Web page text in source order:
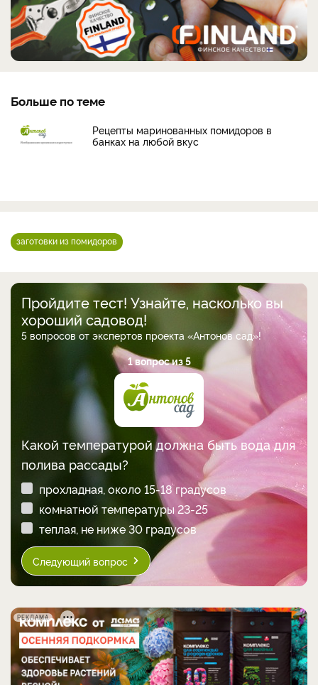
Больше по теме
Рецепты маринованных помидоров в
банках на любой вкус
заготовки из помидоров
Пройдите тест! Узнайте, насколько вы
хороший садовод!
5 вопросов от экспертов проекта «Антонов сад»!
1 вопрос из 5
Какой температурой должна быть вода для
полива рассады?
прохладная, около 15-18 градусов
комнатной температуры 23-25
теплая, не ниже 30 градусов
Следующий вопрос
РЕКЛАМА